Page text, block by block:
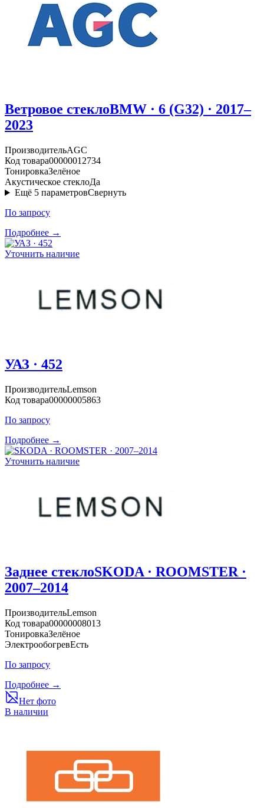
Ветровое стеклоBMW · 6 (G32) · 2017–
2023
ПроизводительAGC
Код товара00000012734
ТонировкаЗелёное
Акустическое стеклоДа
Ещё 5 параметровСвернуть
По запросу
Подробнее →
Уточнить наличие
УАЗ · 452
ПроизводительLemson
Код товара00000005863
По запросу
Подробнее →
Уточнить наличие
Заднее стеклоSKODA · ROOMSTER ·
2007–2014
ПроизводительLemson
Код товара00000008013
ТонировкаЗелёное
ЭлектрообогревЕсть
По запросу
Подробнее →
Нет фото
В наличии